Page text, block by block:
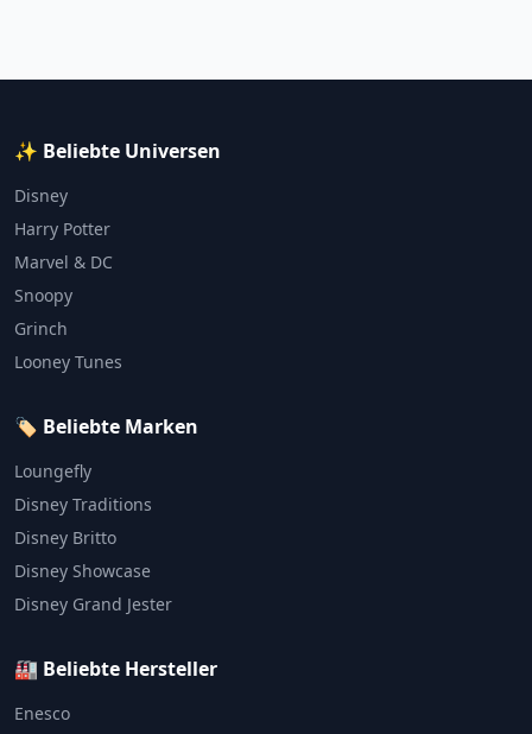
✨ Beliebte Universen
Disney
Harry Potter
Marvel & DC
Snoopy
Grinch
Looney Tunes
🏷️ Beliebte Marken
Loungefly
Disney Traditions
Disney Britto
Disney Showcase
Disney Grand Jester
🏭 Beliebte Hersteller
Enesco